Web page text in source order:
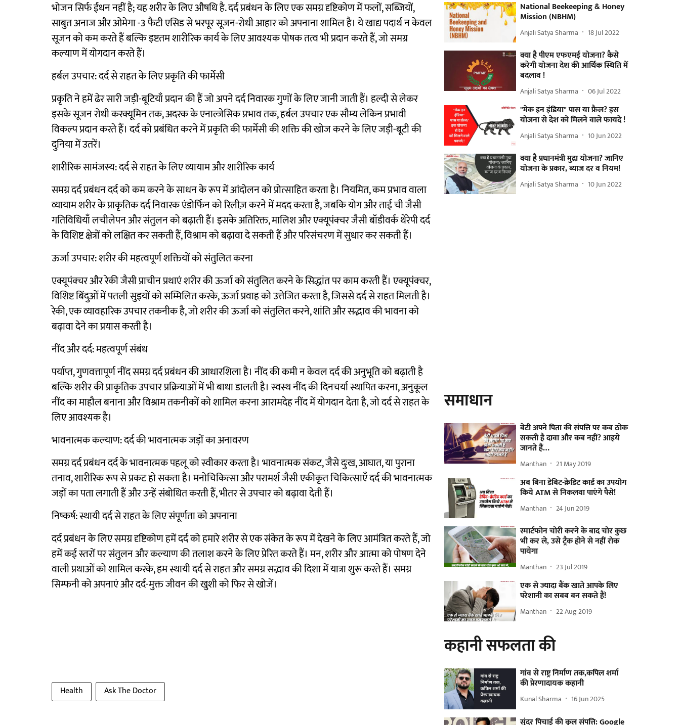
भोजन सिर्फ ईंधन नहीं है; यह शरीर के लिए औषधि है. दर्द प्रबंधन के लिए एक समग्र दृष्टिकोण में फलों, सब्जियों,
साबुत अनाज और ओमेगा -3 फैटी एसिड से भरपूर सूजन-रोधी आहार को अपनाना शामिल है। ये खाद्य पदार्थ न केवल
सूजन को कम करते हैं बल्कि इष्टतम शारीरिक कार्य के लिए आवश्यक पोषक तत्व भी प्रदान करते हैं, जो समग्र
कल्याण में योगदान करते हैं।
हर्बल उपचार: दर्द से राहत के लिए प्रकृति की फार्मेसी
प्रकृति ने हमें ढेर सारी जड़ी-बूटियाँ प्रदान की हैं जो अपने दर्द निवारक गुणों के लिए जानी जाती हैं। हल्दी से लेकर
इसके सूजन रोधी करक्यूमिन तक, अदरक के एनाल्जेसिक प्रभाव तक, हर्बल उपचार एक सौम्य लेकिन प्रभावी
विकल्प प्रदान करते हैं। दर्द को प्रबंधित करने में प्रकृति की फार्मेसी की शक्ति की खोज करने के लिए जड़ी-बूटी की
दुनिया में उतरें।
शारीरिक सामंजस्य: दर्द से राहत के लिए व्यायाम और शारीरिक कार्य
समग्र दर्द प्रबंधन दर्द को कम करने के साधन के रूप में आंदोलन को प्रोत्साहित करता है। नियमित, कम प्रभाव वाला
व्यायाम शरीर के प्राकृतिक दर्द निवारक एंडोर्फिन को रिलीज़ करने में मदद करता है, जबकि योग और ताई ची जैसी
गतिविधियाँ लचीलेपन और संतुलन को बढ़ाती हैं। इसके अतिरिक्त, मालिश और एक्यूपंक्चर जैसी बॉडीवर्क थेरेपी दर्द
के विशिष्ट क्षेत्रों को लक्षित कर सकती हैं, विश्राम को बढ़ावा दे सकती हैं और परिसंचरण में सुधार कर सकती हैं।
ऊर्जा उपचार: शरीर की महत्वपूर्ण शक्तियों को संतुलित करना
एक्यूपंक्चर और रेकी जैसी प्राचीन प्रथाएं शरीर की ऊर्जा को संतुलित करने के सिद्धांत पर काम करती हैं। एक्यूपंक्चर,
विशिष्ट बिंदुओं में पतली सुइयों को सम्मिलित करके, ऊर्जा प्रवाह को उत्तेजित करता है, जिससे दर्द से राहत मिलती है।
रेकी, एक व्यावहारिक उपचार तकनीक है, जो शरीर की ऊर्जा को संतुलित करने, शांति और सद्भाव की भावना को
बढ़ावा देने का प्रयास करती है।
नींद और दर्द: महत्वपूर्ण संबंध
पर्याप्त, गुणवत्तापूर्ण नींद समग्र दर्द प्रबंधन की आधारशिला है। नींद की कमी न केवल दर्द की अनुभूति को बढ़ाती है
बल्कि शरीर की प्राकृतिक उपचार प्रक्रियाओं में भी बाधा डालती है। स्वस्थ नींद की दिनचर्या स्थापित करना, अनुकूल
नींद का माहौल बनाना और विश्राम तकनीकों को शामिल करना आरामदेह नींद में योगदान देता है, जो दर्द से राहत के
लिए आवश्यक है।
भावनात्मक कल्याण: दर्द की भावनात्मक जड़ों का अनावरण
समग्र दर्द प्रबंधन दर्द के भावनात्मक पहलू को स्वीकार करता है। भावनात्मक संकट, जैसे दुःख, आघात, या पुराना
तनाव, शारीरिक रूप से प्रकट हो सकता है। मनोचिकित्सा और परामर्श जैसी एकीकृत चिकित्साएँ दर्द की भावनात्मक
जड़ों का पता लगाती हैं और उन्हें संबोधित करती हैं, भीतर से उपचार को बढ़ावा देती हैं।
निष्कर्ष: स्थायी दर्द से राहत के लिए संपूर्णता को अपनाना
दर्द प्रबंधन के लिए समग्र दृष्टिकोण हमें दर्द को हमारे शरीर से एक संकेत के रूप में देखने के लिए आमंत्रित करते हैं, जो
हमें कई स्तरों पर संतुलन और कल्याण की तलाश करने के लिए प्रेरित करते हैं। मन, शरीर और आत्मा को पोषण देने
वाली प्रथाओं को शामिल करके, हम स्थायी दर्द से राहत और समग्र सद्भाव की दिशा में यात्रा शुरू करते हैं। समग्र
सिम्फनी को अपनाएं और दर्द-मुक्त जीवन की खुशी को फिर से खोजें।
Health Ask The Doctor
National Beekeeping & Honey
Mission (NBHM)
Anjali Satya Sharma 18 Jul 2022
क्या है पीएम एफएमई योजना? कैसे
करेगी योजना देश की आर्थिक स्थिति में
बदलाव !
Anjali Satya Sharma 06 Jul 2022
"मेक इन इंडिया" पास या फ़ैल? इस
योजना से देश को मिलने वाले फायदे !
Anjali Satya Sharma 10 Jun 2022
क्या है प्रधानमंत्री मुद्रा योजना? जानिए
योजना के प्रकार, ब्याज दर व नियम!
Anjali Satya Sharma 10 Jun 2022
समाधान
बेटी अपने पिता की संपत्ति पर कब ठोक
सकती है दावा और कब नहीं? आइये
जानते हैं…
Manthan 21 May 2019
अब बिना डेबिट-क्रेडिट कार्ड का उपयोग
किये ATM से निकलवा पाएंगे पैसे!
Manthan 24 Jun 2019
स्मार्टफोन चोरी करने के बाद चोर कुछ
भी कर ले, उसे ट्रैक होने से नहीं रोक
पायेगा
Manthan 23 Jul 2019
एक से ज्यादा बैंक खाते आपके लिए
परेशानी का सबब बन सकते हैं!
Manthan 22 Aug 2019
कहानी सफलता की
गांव से राष्ट्र निर्माण तक,कपिल शर्मा
की प्रेरणादायक कहानी
Kunal Sharma 16 Jun 2025
सुंदर पिचाई की कुल संपत्ति: Google